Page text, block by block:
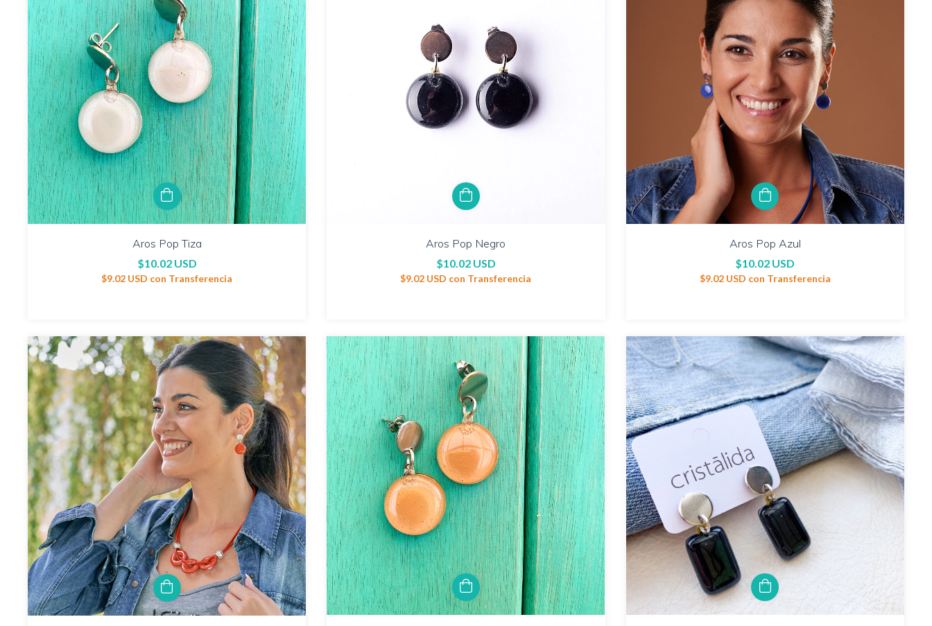
Aros Pop Tiza
$10.02 USD
$9.02 USD con Transferencia
Aros Pop Negro
$10.02 USD
$9.02 USD con Transferencia
Aros Pop Azul
$10.02 USD
$9.02 USD con Transferencia